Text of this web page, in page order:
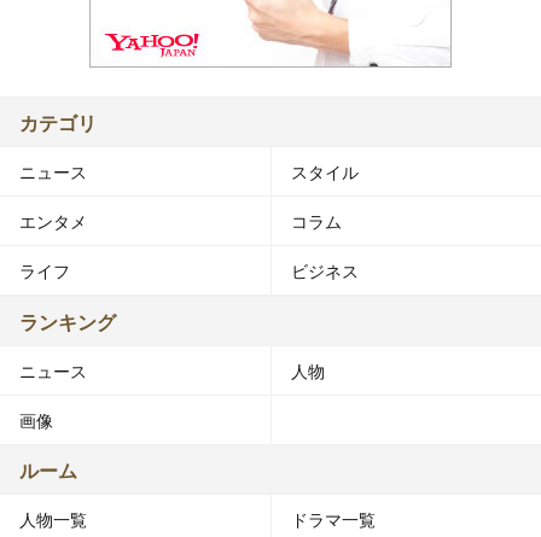
カテゴリ
ニュース スタイル
エンタメ コラム
ライフ ビジネス
ランキング
ニュース 人物
画像
ルーム
人物一覧 ドラマ一覧